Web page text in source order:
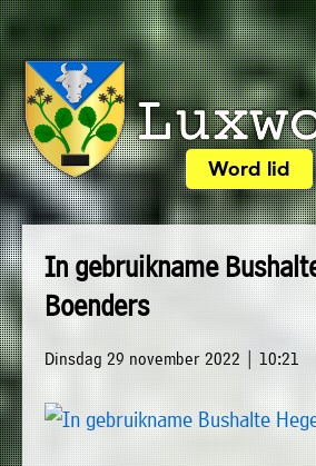
Word lid
In gebruikname
Boenders
Dinsdag 29 november 2022 | 10:21
»
Home
»
Welkom
»
Nieuws
Luxwoude.net
Plaatselijk
belang
dit
moment
bestaat